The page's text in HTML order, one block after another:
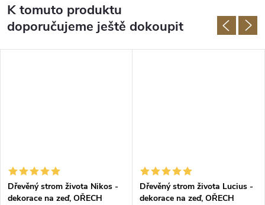
K tomuto produktu
doporučujeme ještě dokoupit
Dřevěný strom života Nikos -
dekorace na zeď, OŘECH
Dřevěný strom života Lucius -
dekorace na zeď, OŘECH